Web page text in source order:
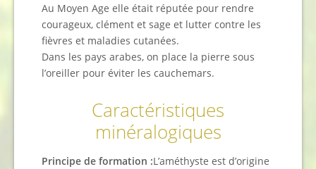
Au Moyen Age elle était réputée pour rendre
courageux, clément et sage et lutter contre les
fièvres et maladies cutanées.
Dans les pays arabes, on place la pierre sous
l’oreiller pour éviter les cauchemars.
Caractéristiques
minéralogiques
Principe de formation :L’améthyste est d’origine